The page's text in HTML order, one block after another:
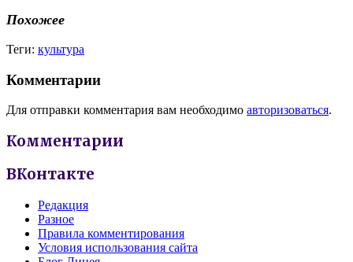
Похожее
Теги: культура
Комментарии
Для отправки комментария вам необходимо авторизоваться.
Комментарии
ВКонтакте
Редакция
Разное
Правила комментирования
Условия использования сайта